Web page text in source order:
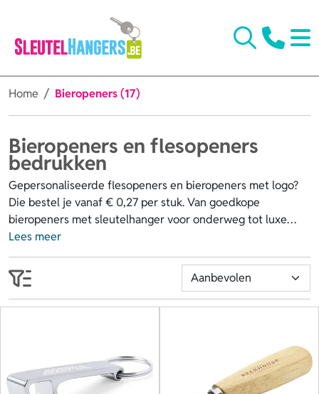
Home Bieropeners (17)
Bieropeners en flesopeners
bedrukken
Gepersonaliseerde flesopeners en bieropeners met logo?
Die bestel je vanaf € 0,27 per stuk. Van goedkope
bieropeners met sleutelhanger voor onderweg tot luxe
flesopeners voor in de schuif, bij ons vind je een ruime
keuze aan modellen om elk flesje moeiteloos te openen.
Laat de flesopener bedrukken of bieropener bedrukken,
deel ze uit als relatiegeschenk of gebruik ze in de horeca
en versterk je branding. Ook kleine oplages vanaf 25 stuks
Bestel nu jouw gepersonaliseerde bieropener direct online
of vraag eerst een offerte op. Bekijk onze collectie.
Lees meer